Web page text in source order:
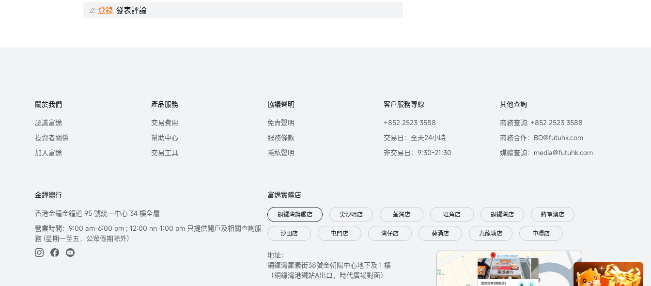
登錄 發表評論
關於我們
認識富途
投資者關係
加入富途
產品服務
交易費用
幫助中心
交易工具
協議聲明
免責聲明
服務條款
隱私聲明
客戶服務專線
+852 2523 3588
交易日：全天24小時
非交易日：9:30-21:30
其他查詢
商務查詢: +852 2523 3588
商務合作：BD@futuhk.com
媒體查詢：media@futuhk.com
金鐘總行
香港金鐘金鐘道 95 號統一中心 34 樓全層
營業時間：9:00 am-6:00 pm ; 12:00 nn-1:00 pm 只提供開戶及相關查詢服
務 (星期一至五，公眾假期除外)
富途實體店
銅鑼灣旗艦店 尖沙咀店 荃灣店 旺角店 銅鑼灣店 將軍澳店
沙田店 屯門店 灣仔店 葵涌店 九龍塘店 中環店
地址：
銅鑼灣羅素街38號金朝陽中心地下及 1 樓
（銅鑼灣港鐵站A出口，時代廣場對面）